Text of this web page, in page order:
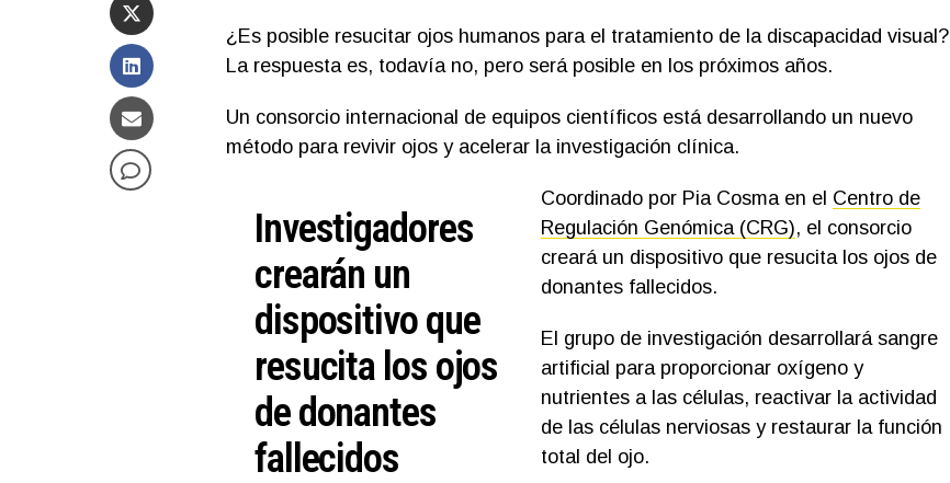
¿Es posible resucitar ojos humanos para el tratamiento de la discapacidad visual?
La respuesta es, todavía no, pero será posible en los próximos años.
Un consorcio internacional de equipos científicos está desarrollando un nuevo
método para revivir ojos y acelerar la investigación clínica.
Investigadores
crearán un
dispositivo que
resucita los ojos
de donantes
fallecidos
Coordinado por Pia Cosma en el Centro de
Regulación Genómica (CRG), el consorcio
creará un dispositivo que resucita los ojos de
donantes fallecidos.
El grupo de investigación desarrollará sangre
artificial para proporcionar oxígeno y
nutrientes a las células, reactivar la actividad
de las células nerviosas y restaurar la función
total del ojo.